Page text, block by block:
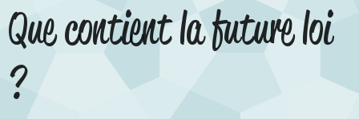
Que contient la future loi
?